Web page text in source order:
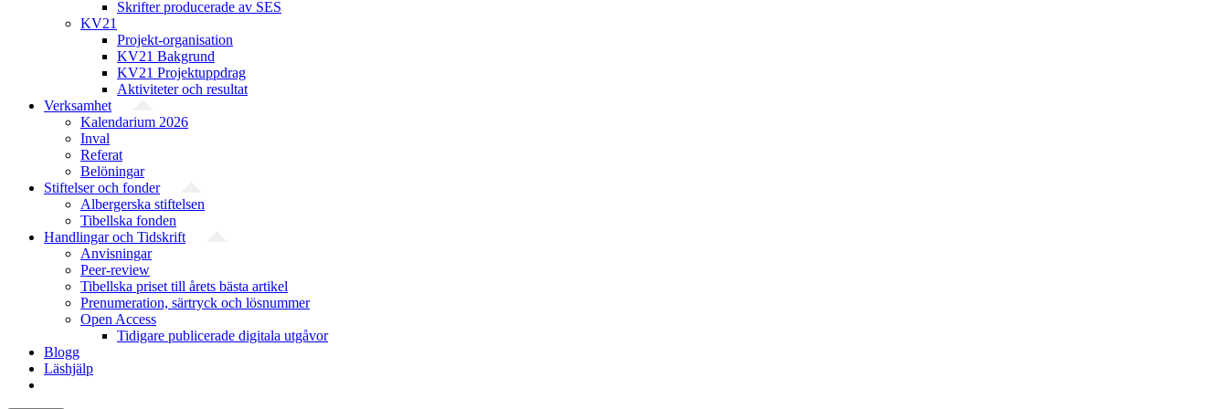
Skrifter producerade av SES
KV21
Projekt-organisation
KV21 Bakgrund
KV21 Projektuppdrag
Aktiviteter och resultat
Verksamhet
Kalendarium 2026
Inval
Referat
Belöningar
Stiftelser och fonder
Albergerska stiftelsen
Tibellska fonden
Handlingar och Tidskrift
Anvisningar
Peer-review
Tibellska priset till årets bästa artikel
Prenumeration, särtryck och lösnummer
Open Access
Tidigare publicerade digitala utgåvor
Blogg
Läshjälp